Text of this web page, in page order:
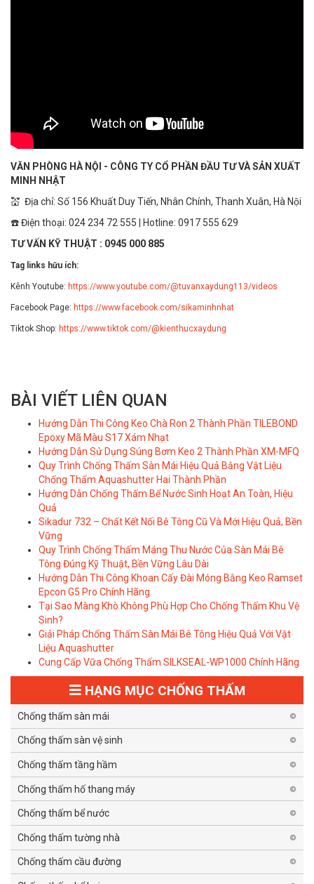
VĂN PHÒNG HÀ NỘI - CÔNG TY CỔ PHẦN ĐẦU TƯ VÀ SẢN XUẤT
MINH NHẬT
💒 Địa chỉ: Số 156 Khuất Duy Tiến, Nhân Chính, Thanh Xuân, Hà Nội
☎️ Điện thoại: 024 234 72 555 | Hotline: 0917 555 629
TƯ VẤN KỸ THUẬT : 0945 000 885
Tag links hữu ích:
Kênh Youtube: https://www.youtube.com/@tuvanxaydung113/videos
Facebook Page: https://www.facebook.com/sikaminhnhat
Tiktok Shop: https://www.tiktok.com/@kienthucxaydung
BÀI VIẾT LIÊN QUAN
Hướng Dẫn Thi Công Keo Chà Ron 2 Thành Phần TILEBOND
Epoxy Mã Màu S17 Xám Nhạt
Hướng Dẫn Sử Dụng Súng Bơm Keo 2 Thành Phần XM-MFQ
Quy Trình Chống Thấm Sàn Mái Hiệu Quả Bằng Vật Liệu
Chống Thấm Aquashutter Hai Thành Phần
Hướng Dẫn Chống Thấm Bể Nước Sinh Hoạt An Toàn, Hiệu
Quả
Sikadur 732 – Chất Kết Nối Bê Tông Cũ Và Mới Hiệu Quả, Bền
Vững
Quy Trình Chống Thấm Máng Thu Nước Của Sàn Mái Bê
Tông Đúng Kỹ Thuật, Bền Vững Lâu Dài
Hướng Dẫn Thi Công Khoan Cấy Đài Móng Bằng Keo Ramset
Epcon G5 Pro Chính Hãng
Tại Sao Màng Khò Không Phù Hợp Cho Chống Thấm Khu Vệ
Sinh?
Giải Pháp Chống Thấm Sàn Mái Bê Tông Hiệu Quả Với Vật
Liệu Aquashutter
Cung Cấp Vữa Chống Thấm SILKSEAL-WP1000 Chính Hãng
HẠNG MỤC CHỐNG THẤM
Chống thấm sàn mái
Chống thấm sàn vệ sinh
Chống thấm tầng hầm
Chống thấm hố thang máy
Chống thấm bể nước
Chống thấm tường nhà
Chống thấm cầu đường